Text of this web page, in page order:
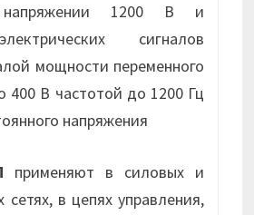
напряжении 1200 В и
сигналов
мощности переменного
400 В частотой до 1200 Гц
напряжения
применяют в силовых и
сетях, в цепях управления,